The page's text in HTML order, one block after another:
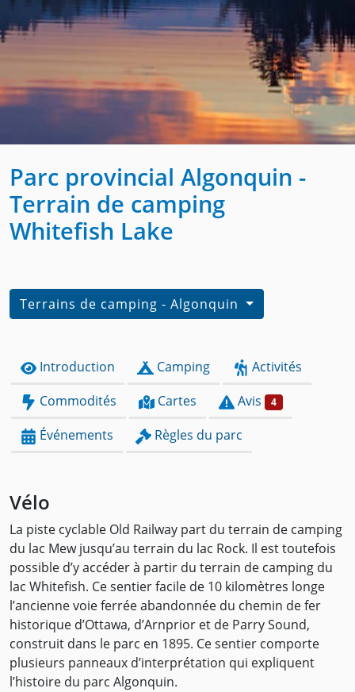
Parc provincial Algonquin -
Terrain de camping
Whitefish Lake
Terrains de camping - Algonquin
Introduction Camping
Activités
Commodités
Cartes Avis 4
Événements Règles du parc
Vélo
La piste cyclable Old Railway part du terrain de camping
du lac Mew jusqu’au terrain du lac Rock. Il est toutefois
possible d’y accéder à partir du terrain de camping du
lac Whitefish. Ce sentier facile de 10 kilomètres longe
l’ancienne voie ferrée abandonnée du chemin de fer
historique d’Ottawa, d’Arnprior et de Parry Sound,
construit dans le parc en 1895. Ce sentier comporte
plusieurs panneaux d’interprétation qui expliquent
l’histoire du parc Algonquin.